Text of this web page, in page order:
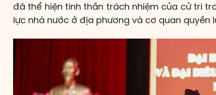
đã thể hiện tinh thần trách nhiệm của cử tri
lực nhà nước ở địa phương và cơ quan quyền